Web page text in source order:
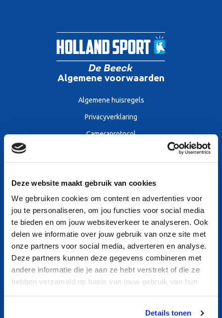
Deze website maakt gebruik van cookies
We gebruiken cookies om content en advertenties voor
jou te personaliseren, om jou functies voor social media
te bieden en om jouw websiteverkeer te analyseren. Ook
delen we informatie over jouw gebruik van onze site met
onze partners voor social media, adverteren en analyse.
Deze partners kunnen deze gegevens combineren met
andere informatie die je aan ze hebt verstrekt of die ze
hebben verzameld op basis van jouw gebruik van hun
Details tonen
Algemene voorwaarden
Algemene huisregels
Privacyverklaring
Cameraprotocol
Sitemap
Openingstijden
Tarieven
Contact
Aquasport
Banenzwemmen